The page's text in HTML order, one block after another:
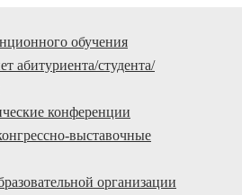
обучения
абитуриента/студента/
конференции
выставочные
организации